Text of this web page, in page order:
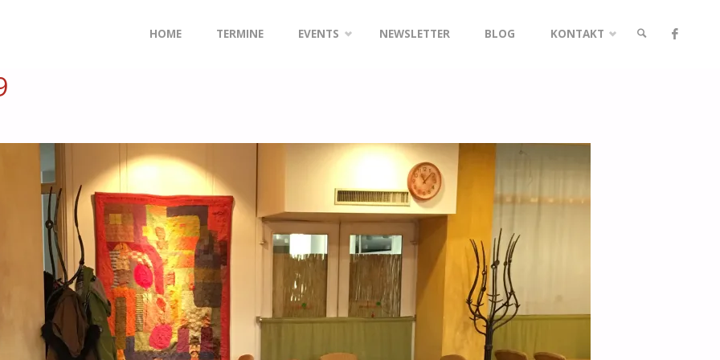
HOME TERMINE EVENTS NEWSLETTER BLOG KONTAKT